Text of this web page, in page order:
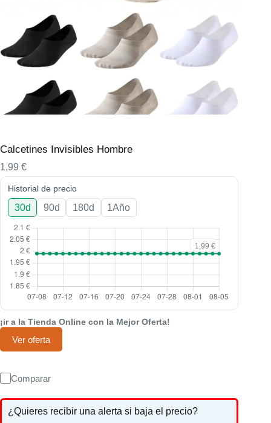
Calcetines Invisibles Hombre
1,99 €
Historial de precio
30d 90d 180d 1Año
¡ir a la Tienda Online con la Mejor Oferta!
Ver oferta
Comparar
¿Quieres recibir una alerta si baja el precio?